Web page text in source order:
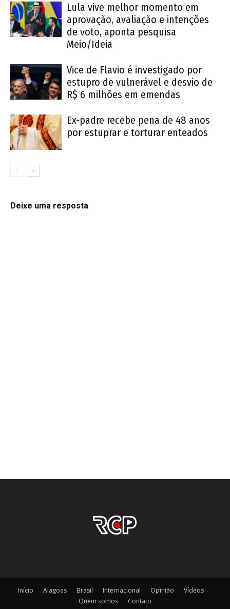
Lula vive melhor momento em
aprovação, avaliação e intenções
de voto, aponta pesquisa
Meio/Ideia
Vice de Flavio é investigado por
estupro de vulnerável e desvio de
R$ 6 milhões em emendas
Ex-padre recebe pena de 48 anos
por estuprar e torturar enteados
Deixe uma resposta
Início Alagoas Brasil Internacional Opinião
Vídeos
Quem somos
Contato